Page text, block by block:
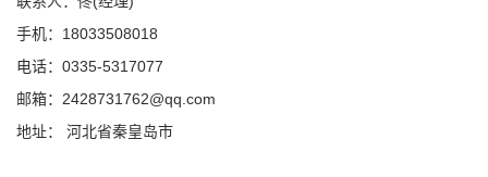
手机：18033508018
电话：0335-5317077
邮箱：2428731762@qq.com
地址： 河北省秦皇岛市